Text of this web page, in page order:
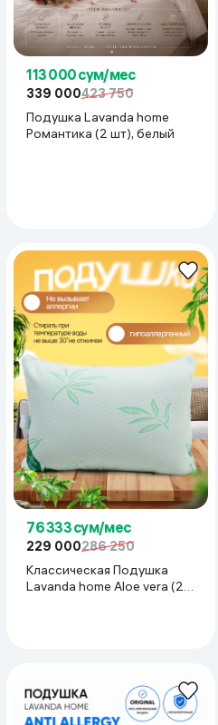
113 000 сум/мес
339 000423 750
Подушка Lavanda home
Романтика (2 шт), белый
76 333 сум/мес
229 000286 250
Классическая Подушка
Lavanda home Aloe vera (2